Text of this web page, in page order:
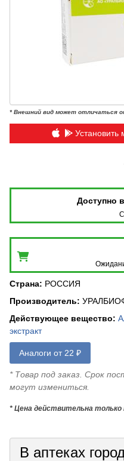
* Внешний вид может отличаться
Доступно
Страна: РОССИЯ
Производитель:
Действующее вещество:
экстракт
Аналоги от 22 ₽
* Товар под заказ. Срок
могут измениться.
* Цена действительна только
В аптеках